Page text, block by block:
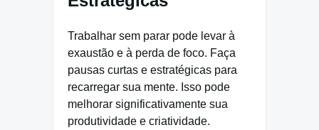
Trabalhar sem parar pode levar à
exaustão e à perda de foco. Faça
pausas curtas e estratégicas para
recarregar sua mente. Isso pode
melhorar significativamente sua
produtividade e criatividade.